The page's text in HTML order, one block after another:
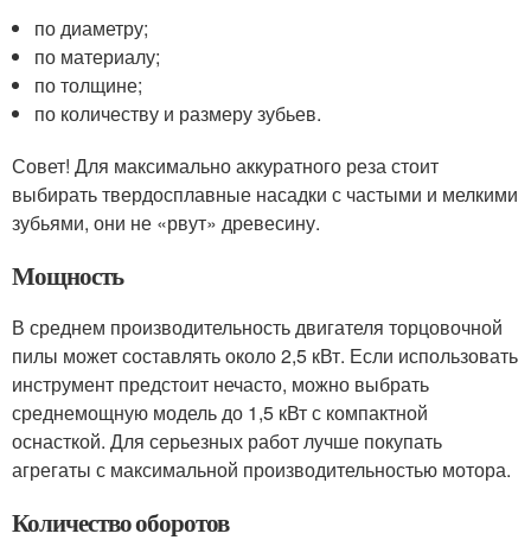
по диаметру;
по материалу;
по толщине;
по количеству и размеру зубьев.
Совет! Для максимально аккуратного реза стоит
выбирать твердосплавные насадки с частыми и мелкими
зубьями, они не «рвут» древесину.
Мощность
В среднем производительность двигателя торцовочной
пилы может составлять около 2,5 кВт. Если использовать
инструмент предстоит нечасто, можно выбрать
среднемощную модель до 1,5 кВт с компактной
оснасткой. Для серьезных работ лучше покупать
агрегаты с максимальной производительностью мотора.
Количество оборотов